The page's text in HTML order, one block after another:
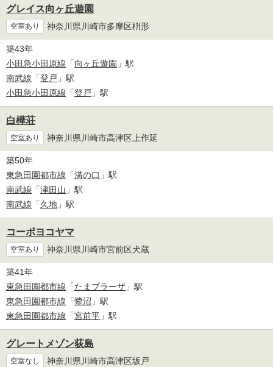
グレイス向ヶ丘遊園
空室あり 神奈川県川崎市多摩区枡形
築43年
小田急小田原線 「向ヶ丘遊園 」駅
南武線 「登戸 」駅
小田急小田原線 「登戸 」駅
白樺荘
空室あり 神奈川県川崎市高津区上作延
築50年
東急田園都市線 「溝の口 」駅
南武線 「津田山 」駅
南武線 「久地 」駅
コーポヨコヤマ
空室あり 神奈川県川崎市宮前区犬蔵
築41年
東急田園都市線 「たまプラーザ 」駅
東急田園都市線 「鷺沼 」駅
東急田園都市線 「宮前平 」駅
グレートメゾン荻島
空室なし 神奈川県川崎市高津区坂戸